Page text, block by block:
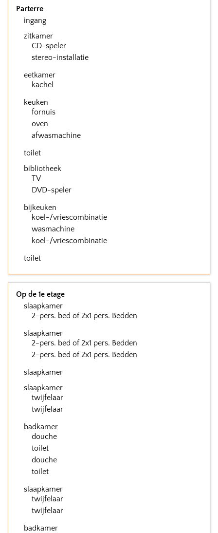
Parterre
ingang
zitkamer
CD-speler
stereo-installatie
eetkamer
kachel
keuken
fornuis
oven
afwasmachine
toilet
bibliotheek
TV
DVD-speler
bijkeuken
koel-/vriescombinatie
wasmachine
koel-/vriescombinatie
toilet
Op de 1e etage
slaapkamer
2-pers. bed of 2x1 pers. Bedden
slaapkamer
2-pers. bed of 2x1 pers. Bedden
2-pers. bed of 2x1 pers. Bedden
slaapkamer
slaapkamer
twijfelaar
twijfelaar
badkamer
douche
toilet
douche
toilet
slaapkamer
twijfelaar
twijfelaar
badkamer